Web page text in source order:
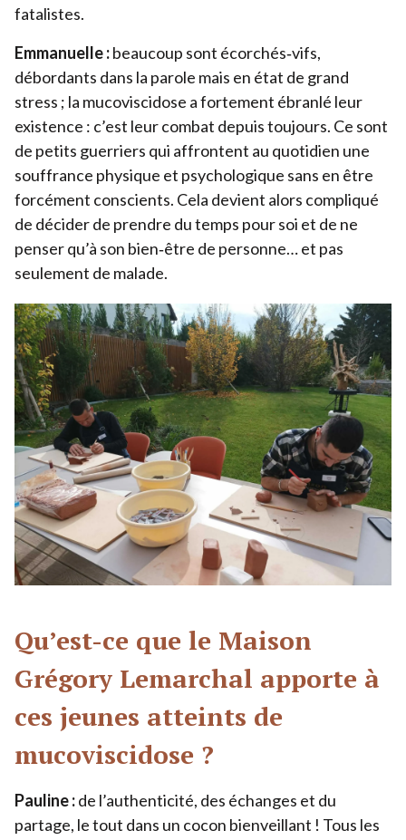
fatalistes.
Emmanuelle :beaucoup sont écorchés‑vifs,
débordants dans la parole mais en état de grand
stress ; la mucoviscidose a fortement ébranlé leur
existence : c’est leur combat depuis toujours. Ce sont
de petits guerriers qui affrontent au quotidien une
souffrance physique et psychologique sans en être
forcément conscients. Cela devient alors compliqué
de décider de prendre du temps pour soi et de ne
penser qu’à son bien‑être de personne… et pas
seulement de malade.
Qu’est-ce que le Maison
Grégory Lemarchal apporte à
ces jeunes atteints de
mucoviscidose ?
Pauline :de l’authenticité, des échanges et du
partage, le tout dans un cocon bienveillant ! Tous les